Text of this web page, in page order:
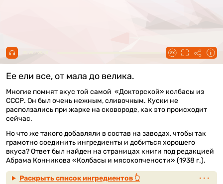
Ее ели все, от мала до велика.
Многие помнят вкус той самой «Докторской» колбасы из
СССР. Он был очень нежным, сливочным. Куски не
расползались при жарке на сковороде, как это происходит
сейчас.
Но что же такого добавляли в состав на заводах, чтобы так
грамотно соединить ингредиенты и добиться хорошего
вкуса? Ответ был найден на страницах книги под редакцией
Абрама Конникова «Колбасы и мясокопчености» (1938 г.).
Раскрыть список ингредиентов 👆